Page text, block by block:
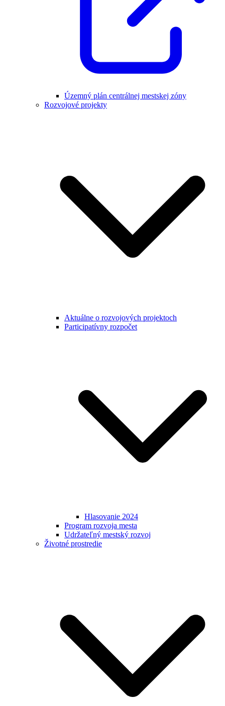
Územný plán centrálnej mestskej zóny
Rozvojové projekty
Aktuálne o rozvojových projektoch
Participatívny rozpočet
Hlasovanie 2024
Program rozvoja mesta
Udržateľný mestský rozvoj
Životné prostredie